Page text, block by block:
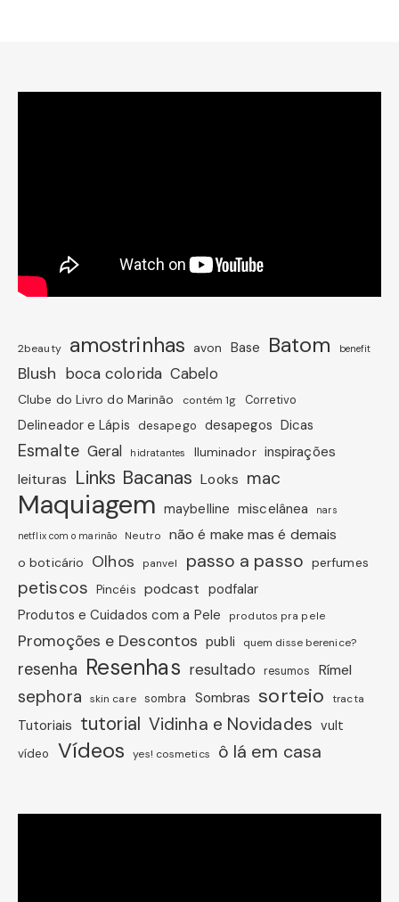
2beauty amostrinhas avon Base Batom benefit
Blush boca colorida Cabelo
Clube do Livro do Marinão contém 1g Corretivo
Delineador e Lápis desapego desapegos Dicas
Esmalte Geral hidratantes Iluminador inspirações
leituras Links Bacanas Looks mac
Maquiagem maybelline miscelânea nars
netflix com o marinão Neutro não é make mas é demais
o boticário Olhos panvel passo a passo perfumes
petiscos Pincéis podcast podfalar
Produtos e Cuidados com a Pele
produtos pra pele
Promoções e Descontos publi quem disse berenice?
resenha Resenhas resultado resumos Rímel
sephora skin care sombra Sombras sorteio tracta
Tutoriais tutorial Vidinha e Novidades vult
vídeo Vídeos yes! cosmetics ô lá em casa